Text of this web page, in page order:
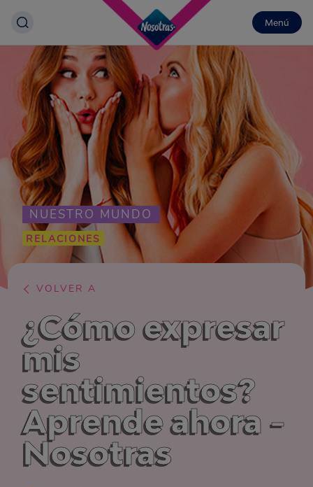
Menú
NUESTRO MUNDO
RELACIONES
VOLVER A
¿Cómo expresar
mis
sentimientos?
Aprende ahora -
Nosotras